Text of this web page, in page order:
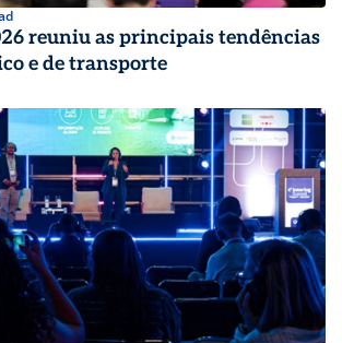
reuniu as principais tendências
e de transporte